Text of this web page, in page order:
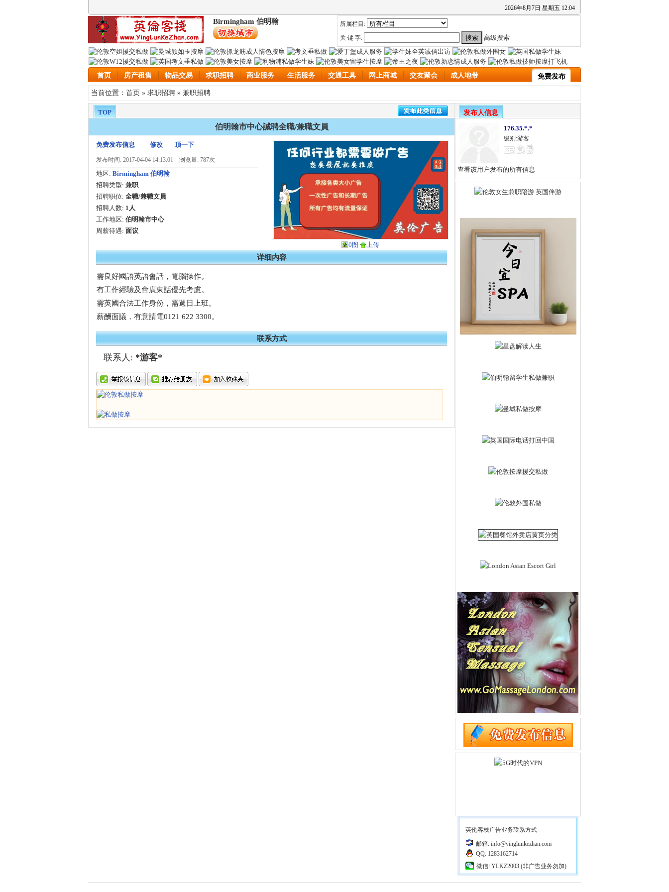
2026年8月 7日 星期五 12:04
Birmingham 伯明翰
所属栏目:
关 键 字:
高级搜索
首页 房产租售 物品交易 求职招聘 商业服务 生活服务 交通工具 网上商城 交友聚会 成人地带 免费发布
当前位置： 首页 » 求职招聘 » 兼职招聘
TOP
伯明翰市中心誠聘全職/兼職文員
免费发布信息 修改 顶一下
发布时间: 2017-04-04 14:13:01 浏览量: 787次
地区: Birmingham 伯明翰
招聘类型: 兼职
招聘职位: 全職/兼職文員
招聘人数: 1人
工作地区: 伯明翰市中心
周薪待遇: 面议
0图
上传
详细内容
需良好國語英語會話，電腦操作。
有工作經驗及會廣東話優先考慮。
需英國合法工作身份，需週日上班。
薪酬面議，有意請電0121 622 3300。
联系方式
联系人: *游客*
发布人信息
176.35.*.*
级别:游客
查看该用户发布的所有信息
英伦客栈广告业务联系方式
邮箱: info@yinglunkezhan.com
QQ: 1283162714
微信: YLKZ2003 (非广告业务勿加)